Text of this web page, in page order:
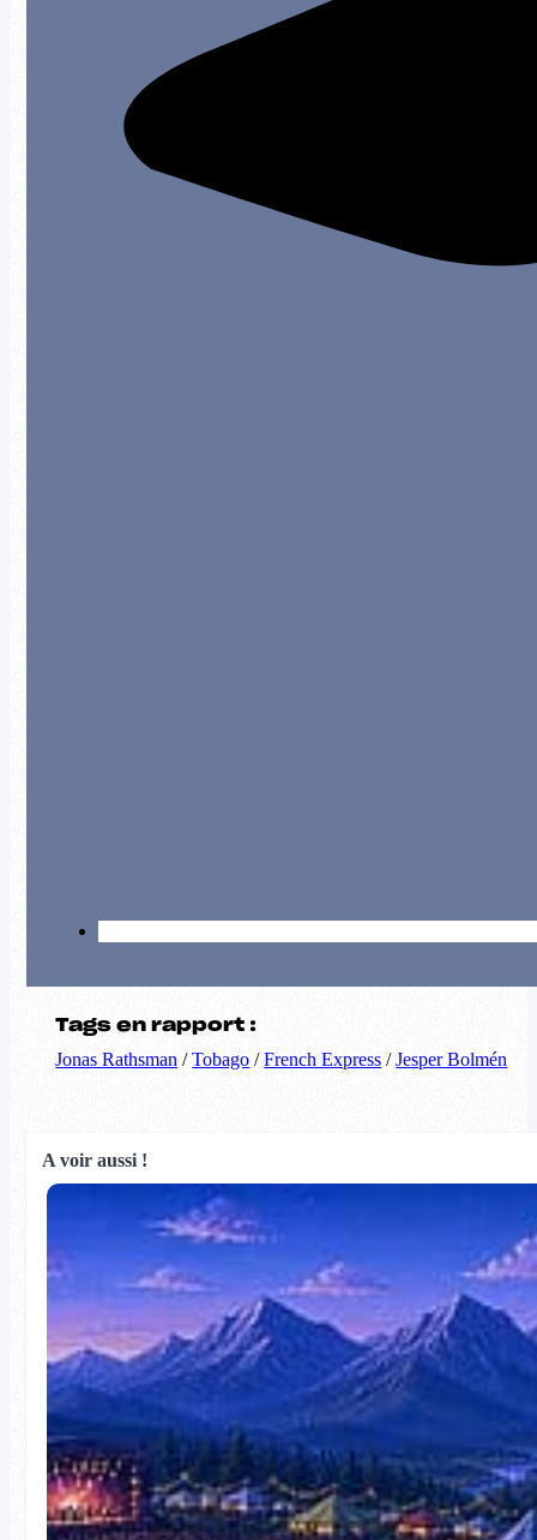
Tags en rapport :
Jonas Rathsman /Tobago /French Express /Jesper Bolmén
A voir aussi !